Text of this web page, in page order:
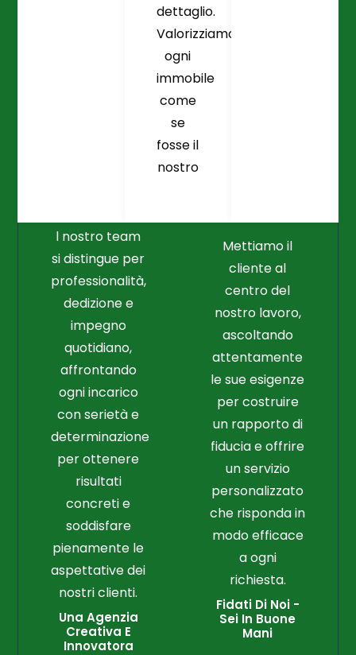
dettaglio.
Valorizziamo
ogni
immobile
come
se
fosse il
nostro
l nostro team
si distingue per
professionalità,
dedizione e
impegno
quotidiano,
affrontando
ogni incarico
con serietà e
determinazione
per ottenere
risultati
concreti e
soddisfare
pienamente le
aspettative dei
nostri clienti.
Una Agenzia
Creativa E
Innovatora
Mettiamo il
cliente al
centro del
nostro lavoro,
ascoltando
attentamente
le sue esigenze
per costruire
un rapporto di
fiducia e offrire
un servizio
personalizzato
che risponda in
modo efficace
a ogni
richiesta.
Fidati Di Noi -
Sei In Buone
Mani